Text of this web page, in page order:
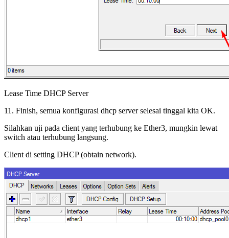
Lease Time DHCP Server
11. Finish, semua konfigurasi dhcp server selesai tinggal kita OK.
Silahkan uji pada client yang terhubung ke Ether3, mungkin lewat
switch atau terhubung langsung.
Client di setting DHCP (obtain network).